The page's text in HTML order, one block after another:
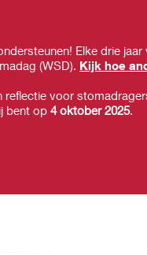
Elke drie
(WSD). Kijk hoe
voor
bent op 4 oktober 2025.